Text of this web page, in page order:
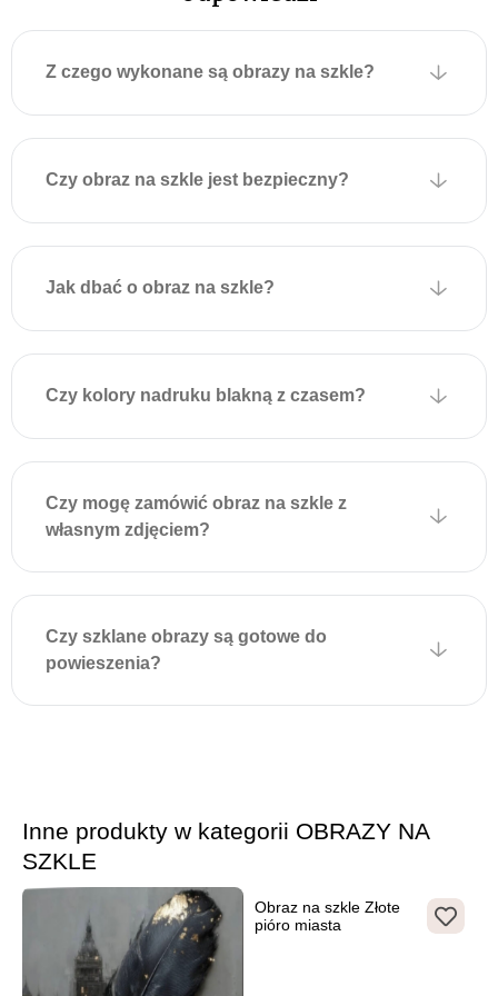
i zapewnia solidne
mocowanie.
wystarczy zamocować
wkręty w ścianie zgodnie z
szybki, nie wymaga
mocujących.
Z czego wykonane są obrazy na szkle?
Czy obraz na szkle jest bezpieczny?
Jak dbać o obraz na szkle?
Czy kolory nadruku blakną z czasem?
Czy mogę zamówić obraz na szkle z
własnym zdjęciem?
Czy szklane obrazy są gotowe do
powieszenia?
Inne produkty w kategorii OBRAZY NA
SZKLE
Obraz na szkle Złote
pióro miasta